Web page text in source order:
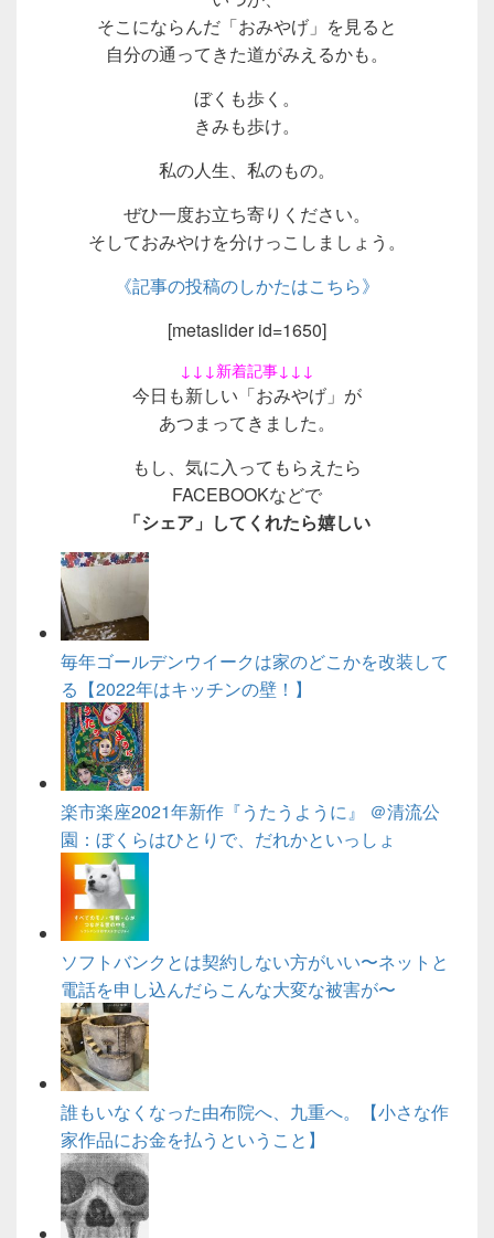
そこにならんだ「おみやげ」を見ると
自分の通ってきた道がみえるかも。
ぼくも歩く。
きみも歩け。
私の人生、私のもの。
ぜひ一度お立ち寄りください。
そしておみやけを分けっこしましょう。
《記事の投稿のしかたはこちら》
[metaslider id=1650]
↓↓↓新着記事↓↓↓
今日も新しい「おみやげ」が
あつまってきました。
もし、気に入ってもらえたら
FACEBOOKなどで
「シェア」してくれたら嬉しい
毎年ゴールデンウイークは家のどこかを改装して
る【2022年はキッチンの壁！】
楽市楽座2021年新作『うたうように』 ＠清流公
園：ぼくらはひとりで、だれかといっしょ
ソフトバンクとは契約しない方がいい〜ネットと
電話を申し込んだらこんな大変な被害が〜
誰もいなくなった由布院へ、九重へ。【小さな作
家作品にお金を払うということ】